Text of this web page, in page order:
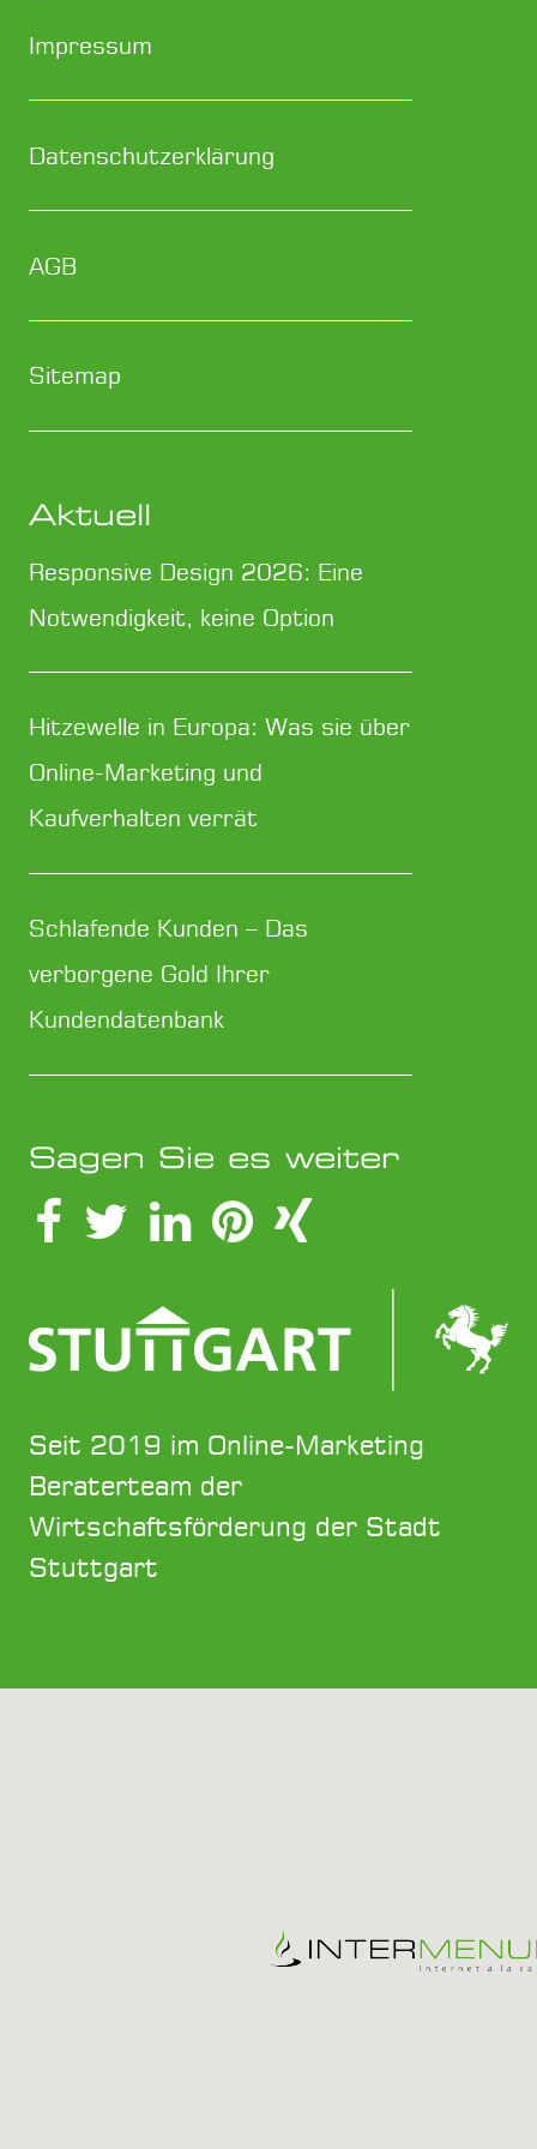
Impressum
Datenschutzerklärung
AGB
Sitemap
Aktuell
Responsive Design 2026: Eine
Notwendigkeit, keine Option
Hitzewelle in Europa: Was sie über
Online-Marketing und
Kaufverhalten verrät
Schlafende Kunden – Das
verborgene Gold Ihrer
Kundendatenbank
Sagen Sie es weiter
Seit 2019 im Online-Marketing
Beraterteam der
Wirtschaftsförderung der Stadt
Stuttgart